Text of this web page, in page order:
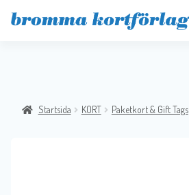
Startsida KORT Paketkort & Gift Tags